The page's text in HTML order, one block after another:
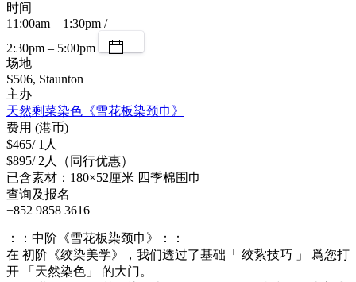
时间
11:00am – 1:30pm /
2:30pm – 5:00pm
场地
S506, Staunton
主办
天然剩菜染色《雪花板染颈巾》
费用 (港币)
$465/ 1人
$895/ 2人（同行优惠）
已含素材：180×52厘米 四季棉围巾
查询及报名
+852 9858 3616
：：中阶《雪花板染颈巾》：：
在 初阶《绞染美学》，我们透过了基础「 绞紥技巧 」 爲您打
开 「天然染色」 的大门。